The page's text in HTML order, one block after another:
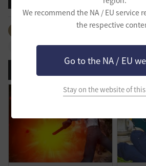
We recommend the NA / EU service
the respective
Go to the NA / EU
Stay on the website of
#イベント
#映像
#スクリーンショット